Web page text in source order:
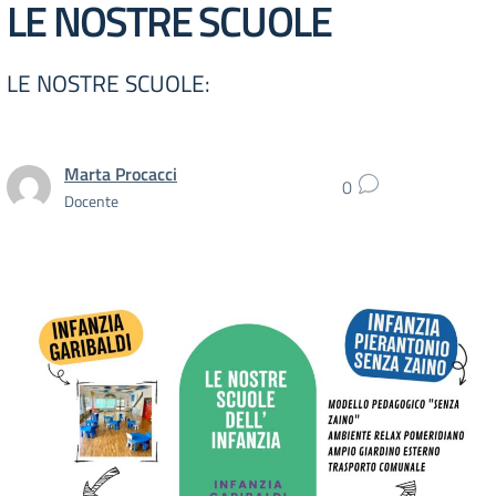
LE NOSTRE SCUOLE
LE NOSTRE SCUOLE:
Marta Procacci
Docente 0